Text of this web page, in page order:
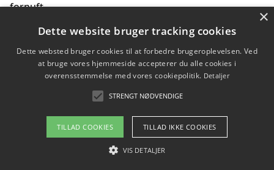
fornuft
Sådan kan du handle bæredygtigt og bestil med
faktura
Om / kontakt
Blog Betingelser
×
Dette website bruger tracking cookies
Dette websted bruger cookies til at forbedre brugeroplevelsen. Ved
at bruge vores hjemmeside accepterer du alle cookies i
overensstemmelse med vores cookiepolitik. Detaljer
STRENGT NØDVENDIGE
TILLAD COOKIES TILLAD IKKE COOKIES
VIS DETALJER